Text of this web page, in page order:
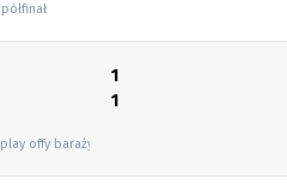
półfinał
play offy baraży o utrzymanie
1
1